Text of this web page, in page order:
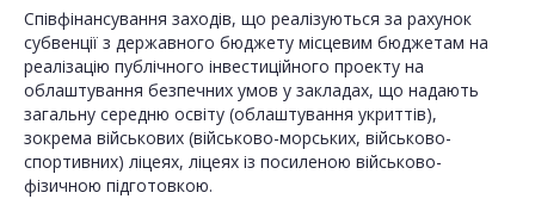
Співфінансування заходів, що реалізуються за рахунок
субвенції з державного бюджету місцевим бюджетам на
реалізацію публічного інвестиційного проекту на
облаштування безпечних умов у закладах, що надають
загальну середню освіту (облаштування укриттів),
зокрема військових (військово-морських, військово-
спортивних) ліцеях, ліцеях із посиленою військово-
фізичною підготовкою.